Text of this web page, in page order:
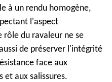
à un rendu homogène,
l'aspect
du ravaleur ne se
de préserver l'intégrité
face aux
et aux salissures.